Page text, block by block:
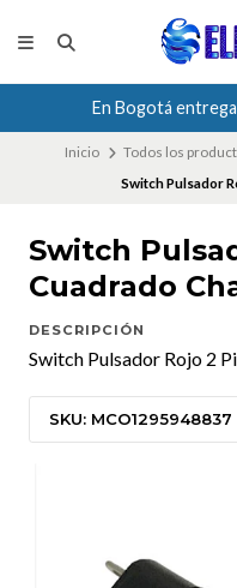
En Bogotá
Inicio Todos los
Switch Pulsador
Switch
Cuadrado
DESCRIPCIÓN
Switch Pulsador Rojo 2
SKU: MCO1295948837